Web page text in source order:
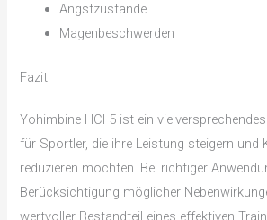
Angstzustände
Magenbeschwerden
Fazit
Yohimbine HCl 5 ist ein
für Sportler, die ihre Leistung steigern und
reduzieren möchten. Bei richtiger
Berücksichtigung möglicher
wertvoller Bestandteil eines effektiven